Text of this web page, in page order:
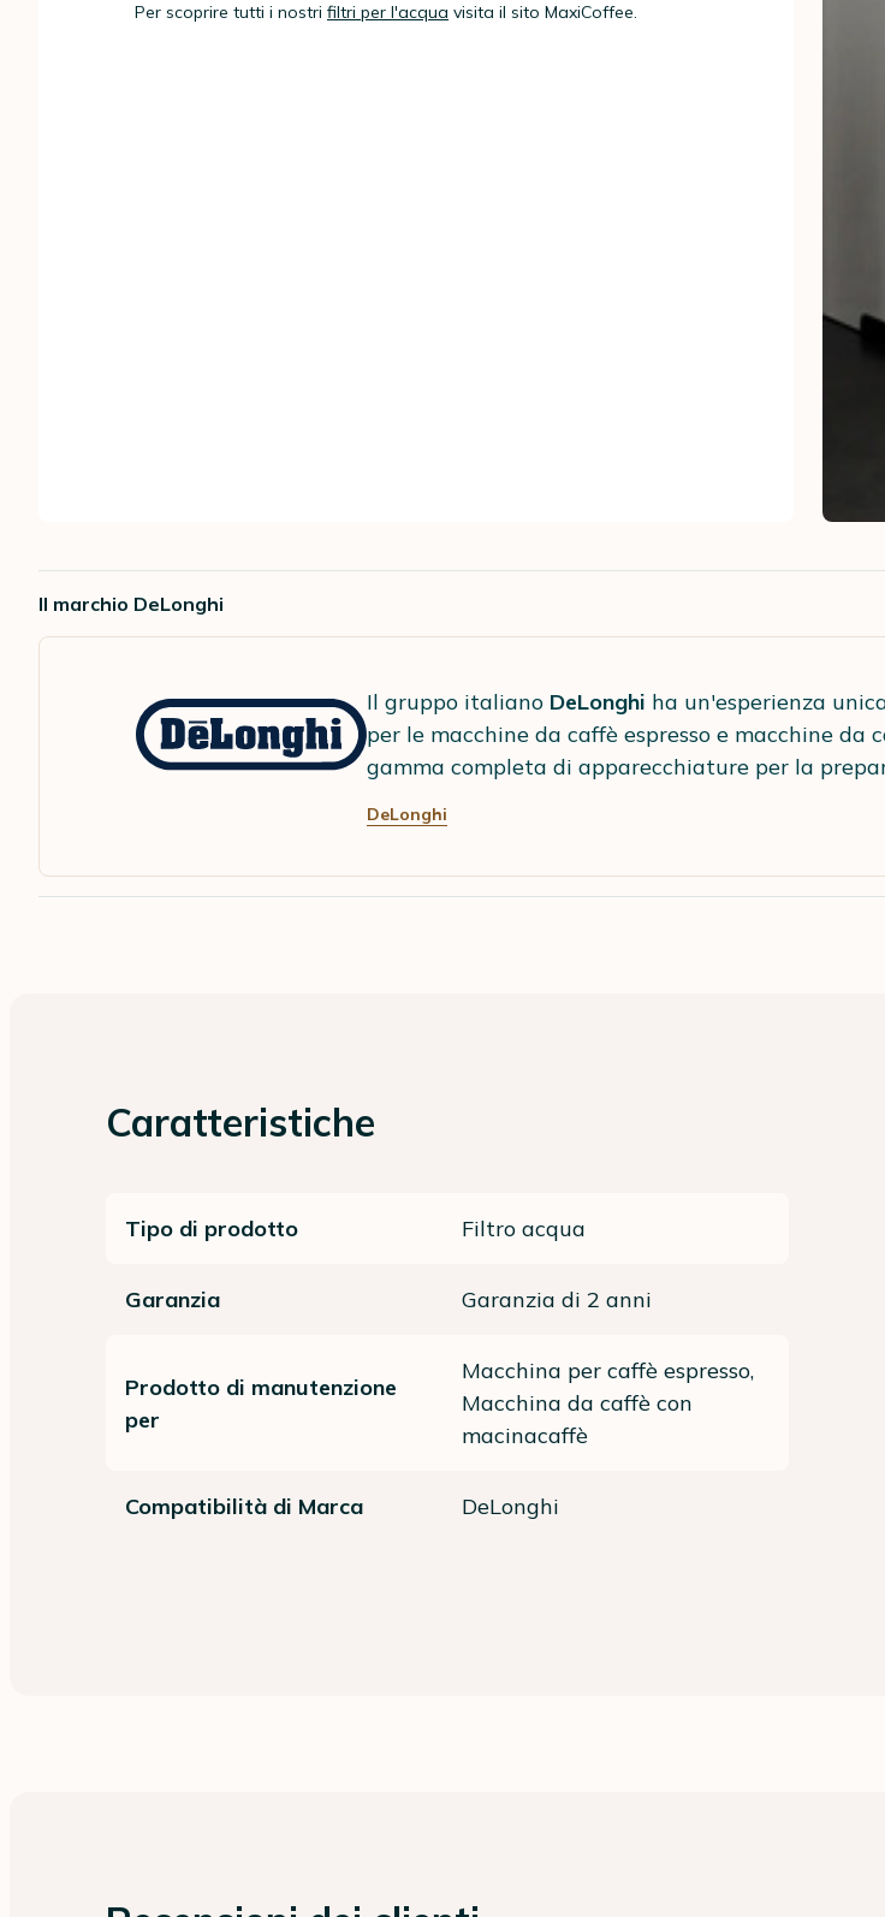
Per scoprire tutti i nostri filtri per l'acqua visita il sito MaxiCoffee.
Il marchio DeLonghi
Il gruppo italiano DeLonghi ha un'esperienza
per le macchine da caffè espresso e macchine
gamma completa di apparecchiature per la
DeLonghi
Caratteristiche
Tipo di prodotto Filtro acqua
Garanzia Garanzia di 2 anni
Prodotto di manutenzione
per
Macchina per caffè espresso,
Macchina da caffè con
macinacaffè
Compatibilità di Marca DeLonghi